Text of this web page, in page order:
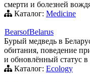
смерти и болезней
Каталог: Medicine
BearsofBelarus
Бурый медведь в
обитания, поведение
и обновлённый статус
Каталог: Ecology